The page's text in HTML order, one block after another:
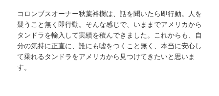
コロンブスオーナー秋葉裕樹は、話を聞いたら即行動。人を
疑うこと無く即行動。そんな感じで、いままでアメリカから
タンドラを輸入して実績を積んできました。これからも、自
分の気持に正直に、誰にも嘘をつくこと無く、本当に安心し
て乗れるタンドラをアメリカから見つけてきたいと思いま
す。